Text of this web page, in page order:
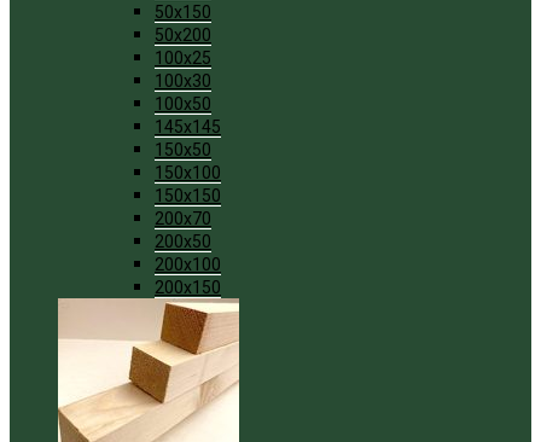
50x150
50x200
100x25
100x30
100x50
145x145
150x50
150x100
150x150
200x70
200x50
200x100
200x150